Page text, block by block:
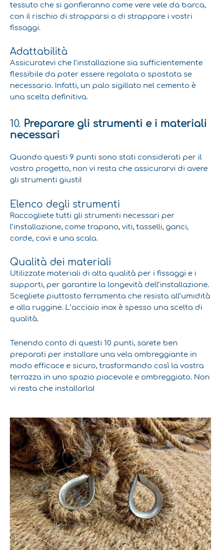
tessuto che si gonfieranno come vere vele da barca,
con il rischio di strapparsi o di strappare i vostri
fissaggi.
Adattabilità
Assicuratevi che l’installazione sia sufficientemente
flessibile da poter essere regolata o spostata se
necessario. Infatti, un palo sigillato nel cemento è
una scelta definitiva.
10. Preparare gli strumenti e i materiali
necessari
Quando questi 9 punti sono stati considerati per il
vostro progetto, non vi resta che assicurarvi di avere
gli strumenti giusti!
Elenco degli strumenti
Raccogliete tutti gli strumenti necessari per
l’installazione, come trapano, viti, tasselli, ganci,
corde, cavi e una scala.
Qualità dei materiali
Utilizzate materiali di alta qualità per i fissaggi e i
supporti, per garantire la longevità dell’installazione.
Scegliete piuttosto ferramenta che resista all’umidità
e alla ruggine. L’acciaio inox è spesso una scelta di
qualità.
Tenendo conto di questi 10 punti, sarete ben
preparati per installare una vela ombreggiante in
modo efficace e sicuro, trasformando così la vostra
terrazza in uno spazio piacevole e ombreggiato. Non
vi resta che installarla!